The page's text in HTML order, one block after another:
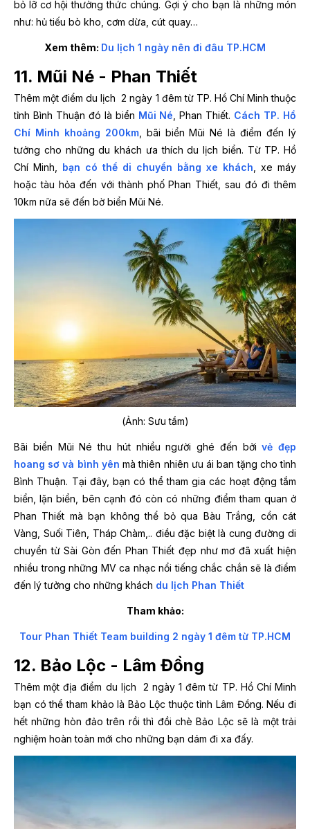
bỏ lỡ cơ hội thưởng thức chúng. Gợi ý cho bạn là những món
như: hủ tiếu bò kho, cơm dừa, cút quay…
Xem thêm: Du lịch 1 ngày nên đi đâu TP.HCM
11. Mũi Né - Phan Thiết
Thêm một điểm du lịch 2 ngày 1 đêm từ TP. Hồ Chí Minh thuộc
tỉnh Bình Thuận đó là biển Mũi Né , Phan Thiết. Cách TP. Hồ
Chí Minh khoảng 200km, bãi biển Mũi Né là điểm đến lý
tưởng cho những du khách ưa thích du lịch biển. Từ TP. Hồ
Chí Minh, bạn có thể di chuyển bằng xe khách , xe máy
hoặc tàu hỏa đến với thành phố Phan Thiết, sau đó đi thêm
10km nữa sẽ đến bờ biển Mũi Né.
(Ảnh: Sưu tầm)
Bãi biển Mũi Né thu hút nhiều người ghé đến bởivẻ đẹp
hoang sơ và bình yên mà thiên nhiên ưu ái ban tặng cho tỉnh
Bình Thuận. Tại đây, bạn có thể tham gia các hoạt động tắm
biển, lặn biển, bên cạnh đó còn có những điểm tham quan ở
Phan Thiết mà bạn không thể bỏ qua Bàu Trắng, cồn cát
Vàng, Suối Tiên, Tháp Chàm,.. điều đặc biệt là cung đường di
chuyển từ Sài Gòn đến Phan Thiết đẹp như mơ đã xuất hiện
nhiều trong những MV ca nhạc nổi tiếng chắc chắn sẽ là điểm
đến lý tưởng cho những khách du lịch Phan Thiết
Tham khảo:
Tour Phan Thiết Team building 2 ngày 1 đêm từ TP.HCM
12. Bảo Lộc - Lâm Đồng
Thêm một địa điểm du lịch 2 ngày 1 đêm từ TP. Hồ Chí Minh
bạn có thể tham khảo là Bảo Lộc thuộc tỉnh Lâm Đồng. Nếu đi
hết những hòn đảo trên rồi thì đồi chè Bảo Lộc sẽ là một trải
nghiệm hoàn toàn mới cho những bạn dám đi xa đấy.